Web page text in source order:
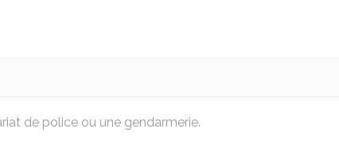
de police ou une gendarmerie.